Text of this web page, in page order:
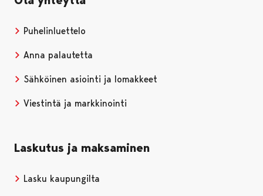
Puhelinluettelo
Anna palautetta
Sähköinen asiointi ja lomakkeet
Viestintä ja markkinointi
Laskutus ja maksaminen
Lasku kaupungilta